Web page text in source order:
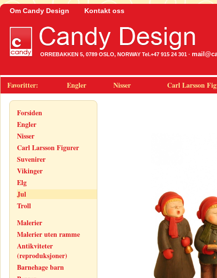
Om Candy Design Kontakt oss
ORREBAKKEN 5, 0789 OSLO, NORWAY Tel.+47 915 24 301 ·
Favoritter: Engler Nisser Carl Larsson
Forsiden
Engler
Nisser
Carl Larsson Figurer
Suvenirer
Vikinger
Elg
Jul
Troll
Malerier
Malerier uten ramme
Antikviteter
(reproduksjoner)
Barnehage barn